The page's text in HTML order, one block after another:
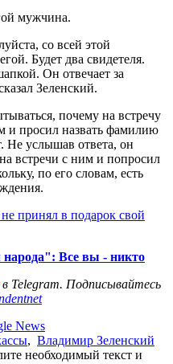
мужчина.
со всей этой
Будет два свидетеля.
Он отвечает за
Зеленский.
почему на встречу
и просил назвать фамилию
Не услышав ответа, он
встречи с ним и попросил
по его словам, есть
принял в подарок свой
народа": Все вы - никто
в Telegram. Подписывайтесь
News
, Владимир Зеленский
необходимый текст и